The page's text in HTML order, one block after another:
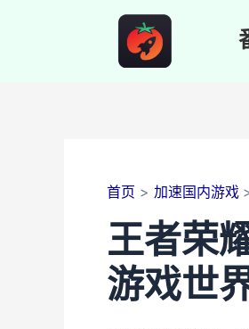
首页 加速国内游戏
王者荣
游戏世